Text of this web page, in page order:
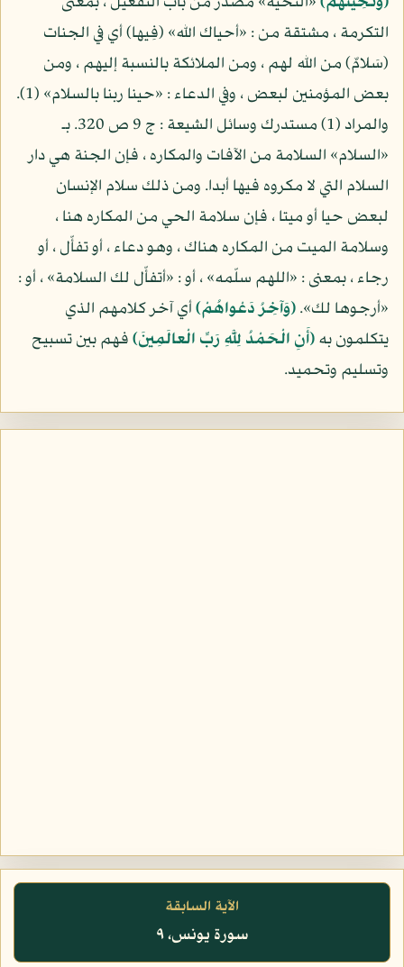
التكرمة ، مشتقة من : «أحياك الله» (فِيها) أي في الجنات
(سَلامٌ) من الله لهم ، ومن الملائكة بالنسبة إليهم ، ومن
بعض المؤمنين لبعض ، وفي الدعاء : «حينا ربنا بالسلام» (1).
والمراد (1) مستدرك وسائل الشيعة : ج 9 ص 320. بـ
«السلام» السلامة من الآفات والمكاره ، فإن الجنة هي دار
السلام التي لا مكروه فيها أبدا. ومن ذلك سلام الإنسان
لبعض حيا أو ميتا ، فإن سلامة الحي من المكاره هنا ،
وسلامة الميت من المكاره هناك ، وهو دعاء ، أو تفأّل ، أو
رجاء ، بمعنى : «اللهم سلّمه» ، أو : «أتفأّل لك السلامة» ، أو :
«أرجوها لك».(وَآخِرُ دَعْواهُمْ)أي آخر كلامهم الذي
يتكلمون به(أَنِ الْحَمْدُ لِلَّهِ رَبِّ الْعالَمِينَ)فهم بين تسبيح
وتسليم وتحميد.
الآية السابقة
سورة يونس، ٩